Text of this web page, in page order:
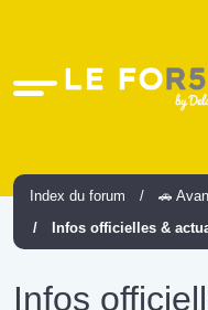
Accès
Index du forum
🚗
Infos officielles &
Infos